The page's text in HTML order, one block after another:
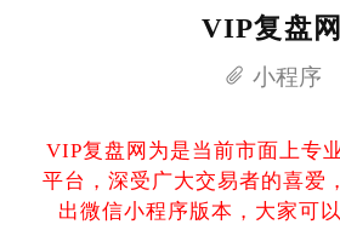
VIP复盘网
小程序
VIP复盘网为是当前市面上专
平台，深受广大交易者的喜爱
出微信小程序版本，大家可